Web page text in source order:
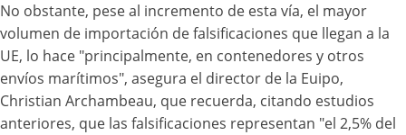
No obstante, pese al incremento de esta vía, el mayor
volumen de importación de falsificaciones que llegan a la
UE, lo hace "principalmente, en contenedores y otros
envíos marítimos", asegura el director de la Euipo,
Christian Archambeau, que recuerda, citando estudios
anteriores, que las falsificaciones representan "el 2,5% del